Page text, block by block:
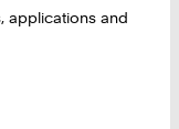
applications and